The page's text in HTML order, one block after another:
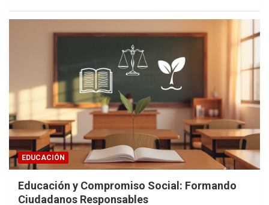
EDUCACIÓN
Educación y Compromiso Social: Formando
Ciudadanos Responsables